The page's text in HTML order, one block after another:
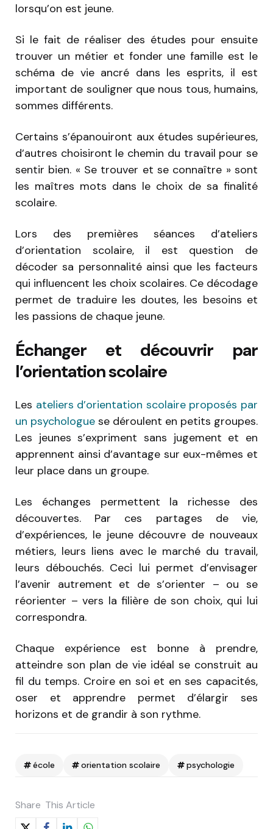
lorsqu’on est jeune.
Si le fait de réaliser des études pour ensuite
trouver un métier et fonder une famille est le
schéma de vie ancré dans les esprits, il est
important de souligner que nous tous, humains,
sommes différents.
Certains s’épanouiront aux études supérieures,
d’autres choisiront le chemin du travail pour se
sentir bien. « Se trouver et se connaître » sont
les maîtres mots dans le choix de sa finalité
scolaire.
Lors des premières séances d’ateliers
d’orientation scolaire, il est question de
décoder sa personnalité ainsi que les facteurs
qui influencent les choix scolaires. Ce décodage
permet de traduire les doutes, les besoins et
les passions de chaque jeune.
Échanger et découvrir par
l’orientation scolaire
Les ateliers d’orientation scolaire proposés par
un psychologue se déroulent en petits groupes.
Les jeunes s’expriment sans jugement et en
apprennent ainsi d’avantage sur eux-mêmes et
leur place dans un groupe.
Les échanges permettent la richesse des
découvertes. Par ces partages de vie,
d’expériences, le jeune découvre de nouveaux
métiers, leurs liens avec le marché du travail,
leurs débouchés. Ceci lui permet d’envisager
l’avenir autrement et de s’orienter – ou se
réorienter – vers la filière de son choix, qui lui
correspondra.
Chaque expérience est bonne à prendre,
atteindre son plan de vie idéal se construit au
fil du temps. Croire en soi et en ses capacités,
oser et apprendre permet d’élargir ses
horizons et de grandir à son rythme.
école orientation scolaire psychologie
Share This Article